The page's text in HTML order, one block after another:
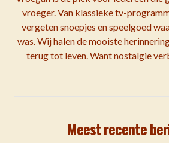
vroeger. Van klassieke tv-
vergeten snoepjes en speelgoed
was. Wij halen de mooiste
terug tot leven. Want nostalgie
Meest recente